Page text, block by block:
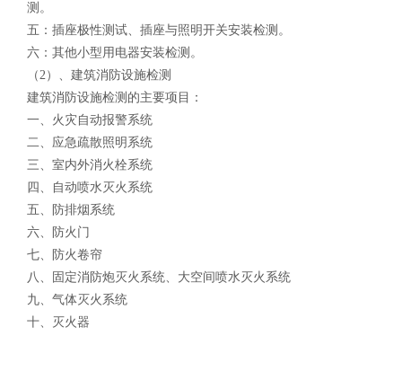
测。
五：插座极性测试、插座与照明开关安装检测。
六：其他小型用电器安装检测。
（2）、建筑消防设施检测
建筑消防设施检测的主要项目：
一、火灾自动报警系统
二、应急疏散照明系统
三、室内外消火栓系统
四、自动喷水灭火系统
五、防排烟系统
六、防火门
七、防火卷帘
八、固定消防炮灭火系统、大空间喷水灭火系统
九、气体灭火系统
十、灭火器